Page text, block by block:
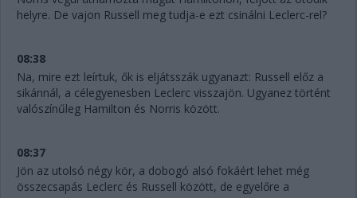
helyre. De vajon Russell meg tudja-e ezt csinálni Leclerc-rel?
08:38
Na, mire ezt leírtuk, ők is eljátsszák ugyanazt: Russell előz a
sikánnál, a célegyenesben Leclerc visszajön. Ugyanez történt
valószínűleg Hamilton és Norris között.
08:37
Jön az utolsó négy kör, a dobogó alsó fokáért lehet még
összecsapás Leclerc és Russell között, de egyelőre a